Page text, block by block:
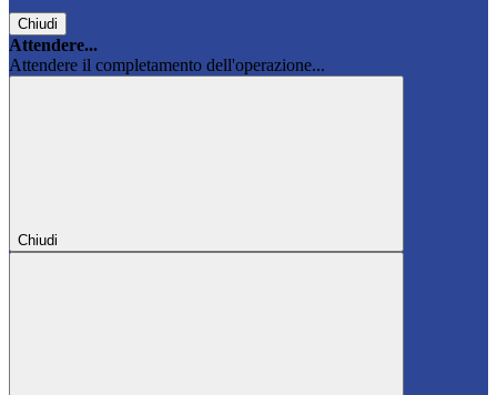
Chiudi
Attendere...
Attendere il completamento dell'operazione...
Chiudi